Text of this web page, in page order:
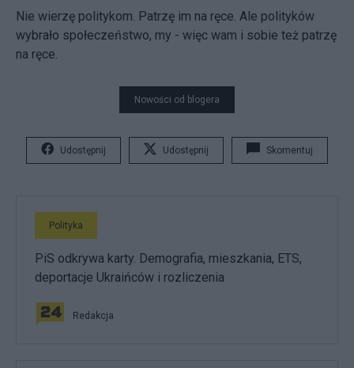
Nie wierzę politykom. Patrzę im na ręce. Ale polityków
wybrało społeczeństwo, my - więc wam i sobie też patrzę
na ręce.
Nowości od blogera
Udostępnij Udostępnij Skomentuj
Polityka
PiS odkrywa karty. Demografia, mieszkania, ETS,
deportacje Ukraińców i rozliczenia
Redakcja